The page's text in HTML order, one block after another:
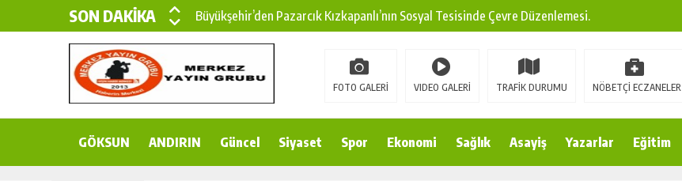
SON DAKİKA
Büyükşehir’den Pazarcık Kızkapanlı’nın Sosyal Tesisinde Çevre Düzenlemesi.
Büyükşehir’den Pazarcık Kırsalına Modern Ulaşım Yatırımı.
Çin’den KSÜ’ye Uluslararası Başarı: Edinilen Bilgi Türk Tarımına Katkı Sağlayacak.
Gençler Pusula Maraş Kampında Yeni Medya ve Fotoğrafçılığı Keşfetti.
FOTO GALERİ VIDEO GALERİ TRAFİK DURUMU NÖBETÇİ ECZANELER
GÖKSUN ANDIRIN Güncel Siyaset Spor Ekonomi Sağlık Asayiş Yazarlar Eğitim